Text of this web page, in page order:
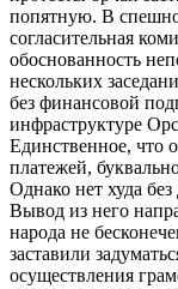
попятную. В
согласительная
обоснованность
нескольких
без финансовой
инфраструктуре
Единственное, что
платежей,
Однако нет худа
Вывод из него
народа не
заставили
осуществления